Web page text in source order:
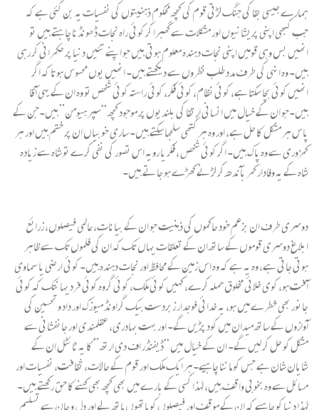
ہمارے جیسی بقا کی جنگ لڑتی قوم کی کچھ محکوم ذہنیتوں کی نفسیات یہ بن گئی ہے کہ
جب کبھی اپنی پریشانیوں اور مشکلات سے گھبرا کر کوئی راہ نجات ڈھونڈنا چاہتے ہیں تو
انھیں بس وہی قومیں اپنی نجات دہندہ معلوم ہوتی ہیں جو اپنے تئیں دنیا پر حکمرانی کر رہی
ہیں۔ وہ انہی کی طرف مدد طلب نظروں سے دیکھتے ہیں۔ انھیں یوں محسوس ہوتا کہ اگر
انھیں کوئی بچا سکتا ہے، کوئی نظام، کوئی فکر، کوئی راستہ کوئی شخص تو وہ ان کے یہی آقا
ہیں۔جو ان کے خیال میں انسانی ارتقا کی بلندیوں پر موجود کچھ “سپر ہیومن” ہیں۔جن کے
پاس ہر مشکل کا حل ہے، اور وہ ہر گتھی سلجھا سکتے ہیں۔ ساری خوبیاں ان پر ختم ہیں اور ہر
کمزوری سے وہ پاک ہیں۔ اگر کوئی شخص ، فکر یا رویہ اس تصور کی نفی کرے تو شاہ سے زیادہ
شاہ کے یہ وفادار کمر بآندھ کر لڑنے کھڑے ہو جاتے ہیں۔
دوسری طرف ان بزعم خود حاکموں کی ذہنیت جو ان کے بیانات، عالمی فیصلوں، زرائع
ابلاغ دوسری قوموں کے ساتھ ان کے تعلقات یہاں تک کہ ان کی فلموں تک سے ظاہر
ہوتی جاتی ہے، وہ یہ ہے کہ وہ اس زمین کے محافظ اور نجات دہندہ ہیں۔ کوئی ارضی یا سماوی
آفت ہو، کوی خلائی مخلوق حملہ کرے، کہیں کوئی ملک، کوئی گروہ کوئی فرد یہانتک کہ کوئی
جانور بھی خطرے میں ہو، یہ خدائی فوجدار زبردست بیک گراونڈ میوزک اور داد و تحسین کی
آوازوں کے ساتھ میدان میں کود پڑیں گے۔ اور بہت بہادری، عقلمندی اور جانفشانی سے
مشکل کو حل کر لیں گے۔ ان کے خیال میں “ڈیفنڈر اف دی ارتھ ” کا یہ ٹائٹل ان کے
شایان شان ہے جس کو ماننا چاہیے۔ہر ایک ملک اور قوم کے حالات، ثقافت، نفسیات اور
مسائل سے وہ بخوبی واقف ہیں، لہٰذا کسی کے بارے میں بھی کچھ بھی کہنے کا حق رکھتے ہیں۔